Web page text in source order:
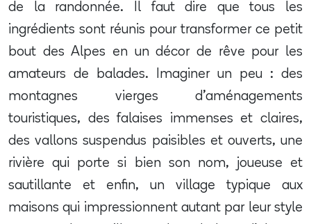
de la randonnée. Il faut dire que tous les
ingrédients sont réunis pour transformer ce petit
bout des Alpes en un décor de rêve pour les
amateurs de balades. Imaginer un peu : des
montagnes vierges d’aménagements
touristiques, des falaises immenses et claires,
des vallons suspendus paisibles et ouverts, une
rivière qui porte si bien son nom, joueuse et
sautillante et enfin, un village typique aux
maisons qui impressionnent autant par leur style